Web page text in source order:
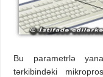
Bu parametrlə
tərkibindəki